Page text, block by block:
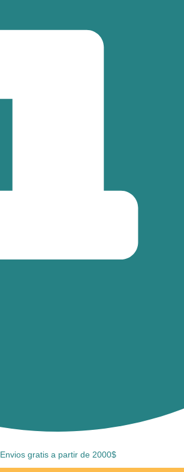
Envios gratis a partir de 2000$